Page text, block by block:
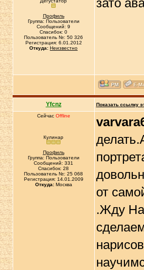
Профиль
Группа: Пользователи
Сообщений: 9
Спасибок: 0
Пользователь №: 50 326
Регистрация: 6.01.2012
Откуда: Неизвестно
зато
Yfcnz Показать ссылку
Сейчас Offline
Кулинар
Профиль
Группа: Пользователи
Сообщений: 331
Спасибок: 28
Пользователь №: 25 068
Регистрация: 14.01.2009
Откуда:Москва
от
.Жду